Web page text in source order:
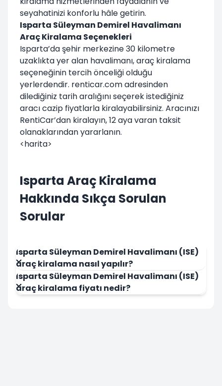
seyahatinizi konforlu hâle getirin.
Isparta Süleyman Demirel Havalimanı
Araç Kiralama Seçenekleri
Isparta’da şehir merkezine 30 kilometre
uzaklıkta yer alan havalimanı, araç kiralama
seçeneğinin tercih önceliği olduğu
yerlerdendir. renticar.com adresinden
dilediğiniz tarih aralığını seçerek istediğiniz
aracı cazip fiyatlarla kiralayabilirsiniz. Aracınızı
RentiCar’dan kiralayın, 12 aya varan taksit
olanaklarından yararlanın.
<harita>
Isparta Araç Kiralama
Hakkında Sıkça Sorulan
Sorular
Isparta Süleyman Demirel Havalimanı (ISE)
araç kiralama nasıl yapılır?
Isparta Süleyman Demirel Havalimanı (ISE)
araç kiralama fiyatı nedir?